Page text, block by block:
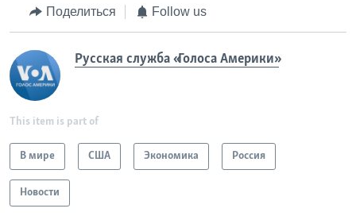
Поделиться Follow us
Русская служба «Голоса Америки»
This item is part of
В мире США Экономика Россия
Новости